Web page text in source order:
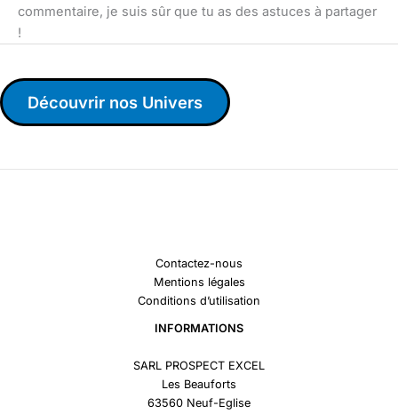
commentaire, je suis sûr que tu as des astuces à partager
!
Découvrir nos Univers
Contactez-nous
Mentions légales
Conditions d’utilisation
INFORMATIONS
SARL PROSPECT EXCEL
Les Beauforts
63560 Neuf-Eglise